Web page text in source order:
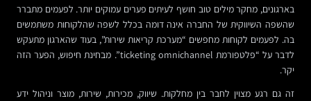
בארגונים, מחקר מילים טוב חושף לעיתים פערים עמוקים יותר. לפעמים מתברר
שהשפה השיווקית של החברה אינה דומה בכלל לשפה שהלקוחות משתמשים
בה. לפעמים לקוחות מחפשים “מערכת קריאות שירות”, בעוד שהארגון מתעקש
לדבר על “פלטפורמת ticketing omnichannel”. מבחינת חיפוש, הפער הזה
יקר.
זה גם רגע מצוין לחבר בין מחלקות. שיווק, מכירות, שירות, מוצר וניהול ידע